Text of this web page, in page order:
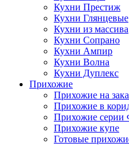
Кухни Престиж
Кухни Глянцевые
Кухни из массива
Кухни Сопрано
Кухни Ампир
Кухни Волна
Кухни Дуплекс
Прихожие
Прихожие на
Прихожие в
Прихожие серии
Прихожие купе
Готовые